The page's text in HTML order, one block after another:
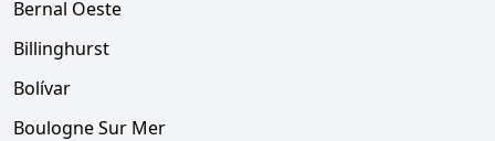
Bernal Oeste
Billinghurst
Bolívar
Boulogne Sur Mer